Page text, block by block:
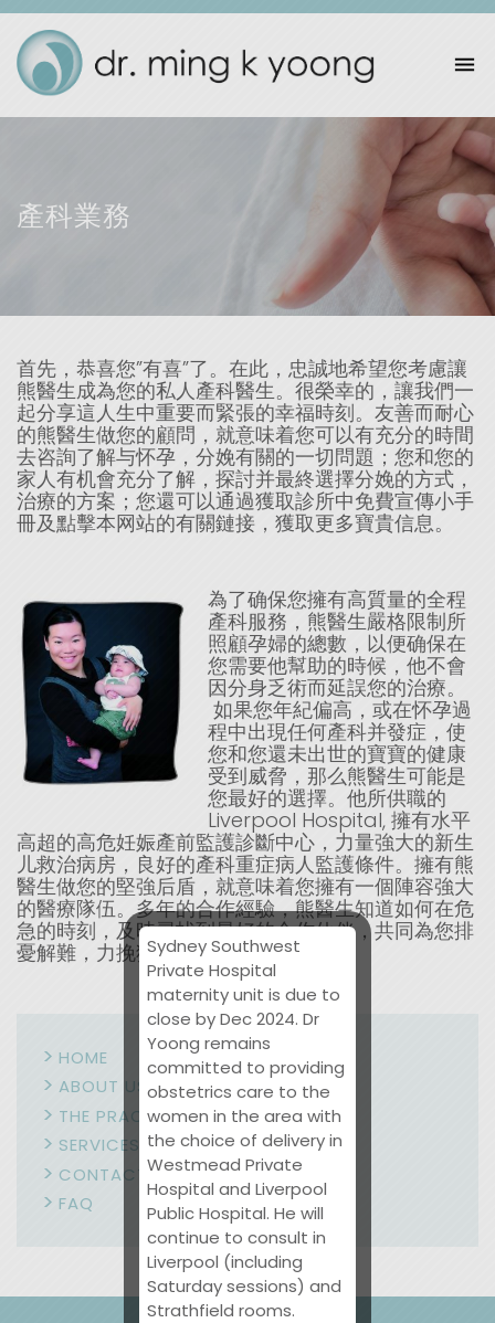
產科業務
首先，恭喜您”有喜”了。在此，忠誠地希望您考慮讓
熊醫生成為您的私人產科醫生。很榮幸的，讓我們一
起分享這人生中重要而緊張的幸福時刻。友善而耐心
的熊醫生做您的顧問，就意味着您可以有充分的時間
去咨詢了解与怀孕，分娩有關的一切問題；您和您的
家人有机會充分了解，探討并最終選擇分娩的方式，
治療的方案；您還可以通過獲取診所中免費宣傳小手
冊及點擊本网站的有關鏈接，獲取更多寶貴信息。
為了确保您擁有高質量的全程
產科服務，熊醫生嚴格限制所
照顧孕婦的總數，以便确保在
您需要他幫助的時候，他不會
因分身乏術而延誤您的治療。
如果您年紀偏高，或在怀孕過
程中出現任何產科并發症，使
您和您還未出世的寶寶的健康
受到威脅，那么熊醫生可能是
您最好的選擇。他所供職的
Liverpool Hospital, 擁有水平
高超的高危妊娠產前監護診斷中心，力量強大的新生
儿救治病房，良好的產科重症病人監護條件。擁有熊
醫生做您的堅強后盾，就意味着您擁有一個陣容強大
的醫療隊伍。多年的合作經驗，熊醫生知道如何在危
急的時刻，及時尋找到最好的合作伙伴，共同為您排
憂解難，力挽狂瀾，确保母子平安。
HOME
ABOUT US
THE PRACTICE
SERVICES
CONTACT US
FAQ
Sydney Southwest
Private Hospital
maternity unit is due to
close by Dec 2024. Dr
Yoong remains
committed to providing
obstetrics care to the
women in the area with
the choice of delivery in
Westmead Private
Hospital and Liverpool
Public Hospital. He will
continue to consult in
Liverpool (including
Saturday sessions) and
Strathfield rooms.